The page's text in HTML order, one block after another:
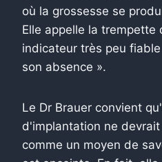
où la grossesse se
Elle appelle la trempette
indicateur très peu
son absence ».
Le Dr Brauer convient
d'implantation ne
comme un moyen de